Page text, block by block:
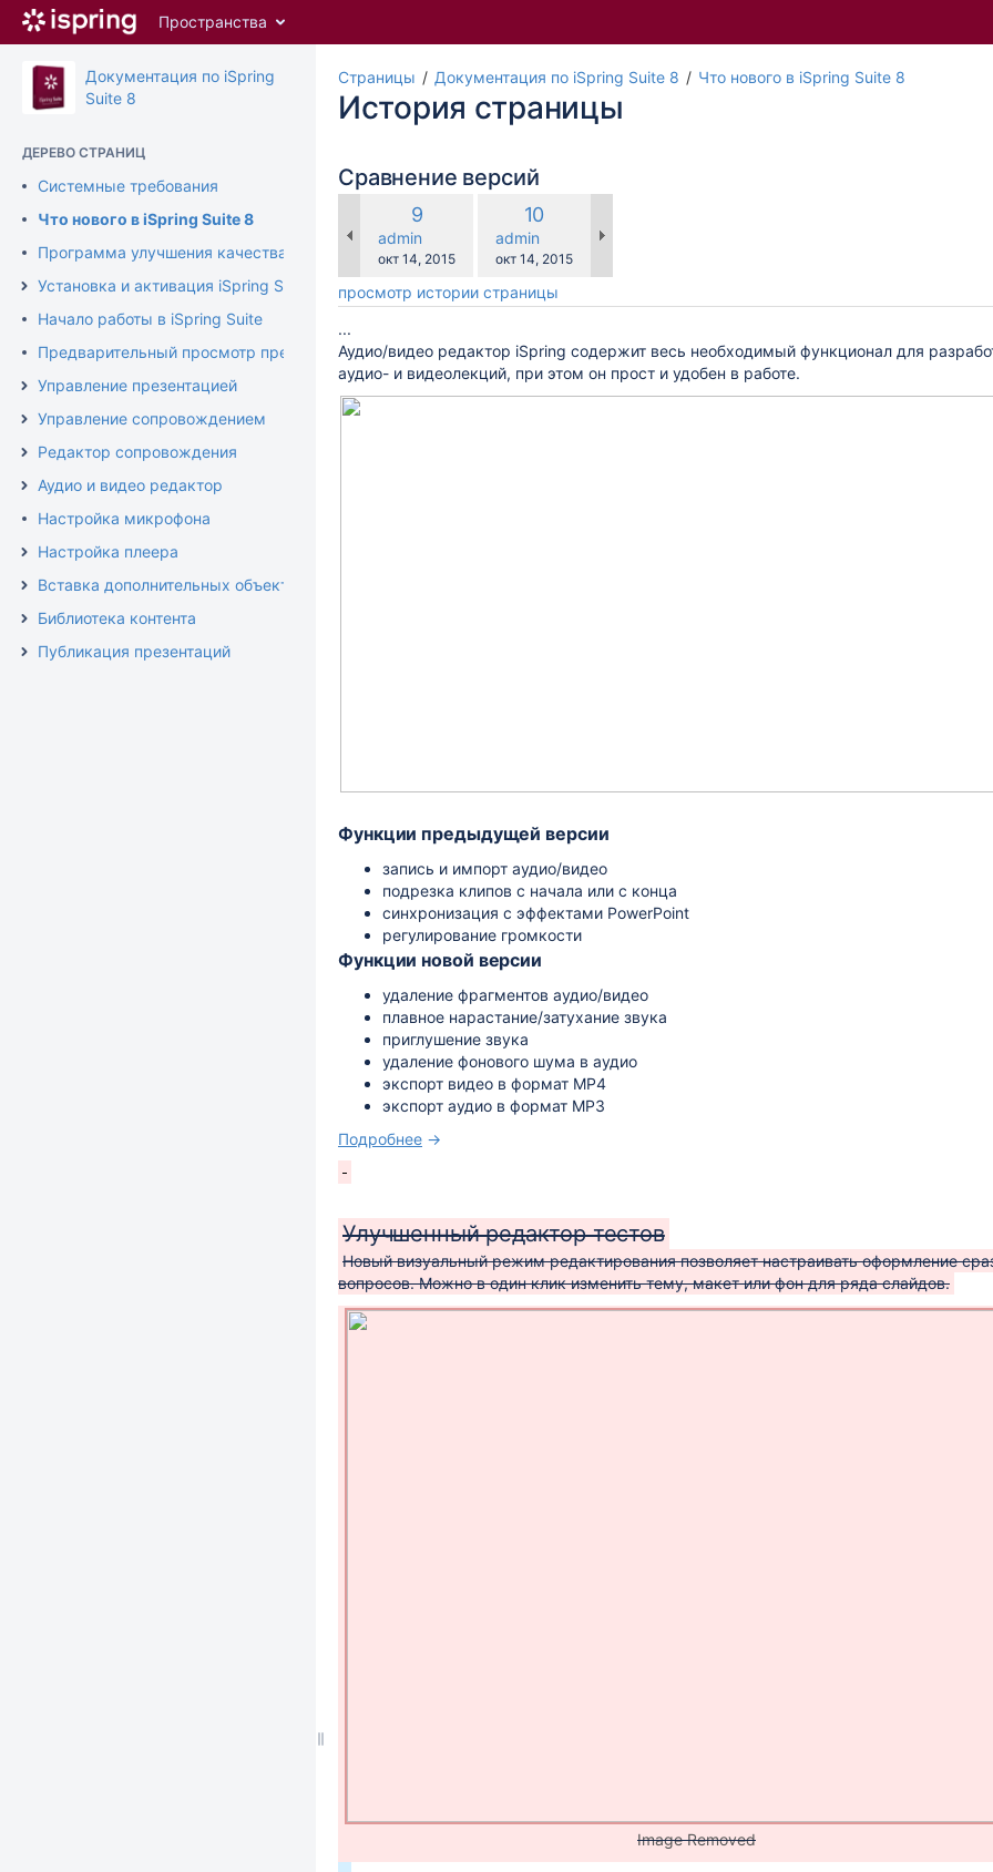
Перейти
содержимому
assistive.skiplink.to.breadcrumbs
assistive.skiplink.to.quick.search
Пространства
Документация по iSpring
Suite 8
ДЕРЕВО СТРАНИЦ
Системные требования
Что нового в iSpring Suite 8
Программа улучшения качества продукта
Установка и активация iSpring Suite
Начало работы в iSpring Suite
Предварительный просмотр презентации
Управление презентацией
Управление сопровождением
Редактор сопровождения
Аудио и видео редактор
Настройка микрофона
Настройка плеера
Вставка дополнительных объектов
Библиотека контента
Публикация презентаций
Страницы Документация по iSpring Suite 8 Что нового в iSpring Suite 8
История страницы
Сравнение версий
Старая
версия
9
changes.mady.by.user
admin
Сохранено
окт 14, 2015
сравнению
Новая
версия
10
changes.mady.by.user
admin
Сохранено
окт 14, 2015
просмотр истории страницы
...
Аудио/видео редактор iSpring содержит весь необходимый функционал для
аудио- и видеолекций, при этом он прост и удобен в работе.
Функции предыдущей версии
запись и импорт аудио/видео
подрезка клипов с начала или с конца
синхронизация с эффектами PowerPoint
регулирование громкости
Функции новой версии
удаление фрагментов аудио/видео
плавное нарастание/затухание звука
приглушение звука
удаление фонового шума в аудио
экспорт видео в формат MP4
экспорт аудио в формат MP3
Подробнее →
Улучшенный редактор тестов
Новый визуальный режим редактирования позволяет настраивать оформление
вопросов. Можно в один клик изменить тему, макет или фон для ряда слайдов.
Image Removed